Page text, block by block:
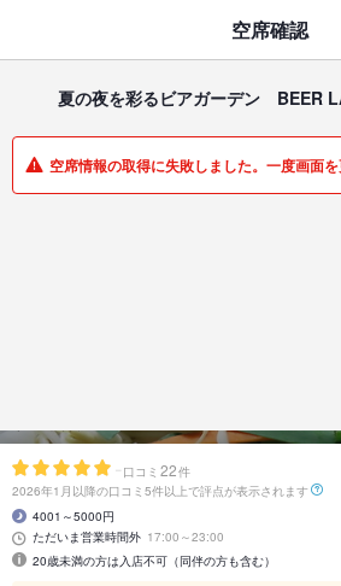
はじめてのアプリ予約で最大1,000円分
一覧
- 口コミ 22件
2026年1月以降の口コミ5件以上で評点が表示されます
4001～5000円
ただいま営業時間外 17:00～23:00
20歳未満の方は入店不可（同伴の方も含む）
空席確認
夏の夜を彩るビアガーデン BEER
空席情報の取得に失敗しました。一度画面を